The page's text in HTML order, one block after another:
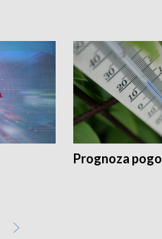
Prognoza